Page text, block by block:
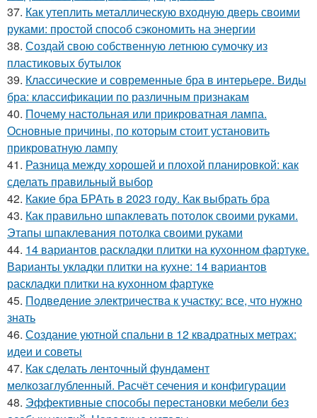
37. Как утеплить металлическую входную дверь своими
руками: простой способ сэкономить на энергии
38. Создай свою собственную летнюю сумочку из
пластиковых бутылок
39. Классические и современные бра в интерьере. Виды
бра: классификации по различным признакам
40. Почему настольная или прикроватная лампа.
Основные причины, по которым стоит установить
прикроватную лампу
41. Разница между хорошей и плохой планировкой: как
сделать правильный выбор
42. Какие бра БРАть в 2023 году. Как выбрать бра
43. Как правильно шпаклевать потолок своими руками.
Этапы шпаклевания потолка своими руками
44. 14 вариантов раскладки плитки на кухонном фартуке.
Варианты укладки плитки на кухне: 14 вариантов
раскладки плитки на кухонном фартуке
45. Подведение электричества к участку: все, что нужно
знать
46. Создание уютной спальни в 12 квадратных метрах:
идеи и советы
47. Как сделать ленточный фундамент
мелкозаглубленный. Расчёт сечения и конфигурации
48. Эффективные способы перестановки мебели без